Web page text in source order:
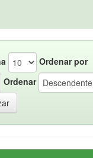
Ordenar por
Ordenar